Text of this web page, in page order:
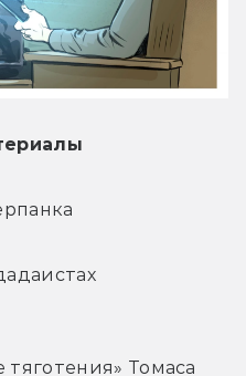
тяготения» Томаса